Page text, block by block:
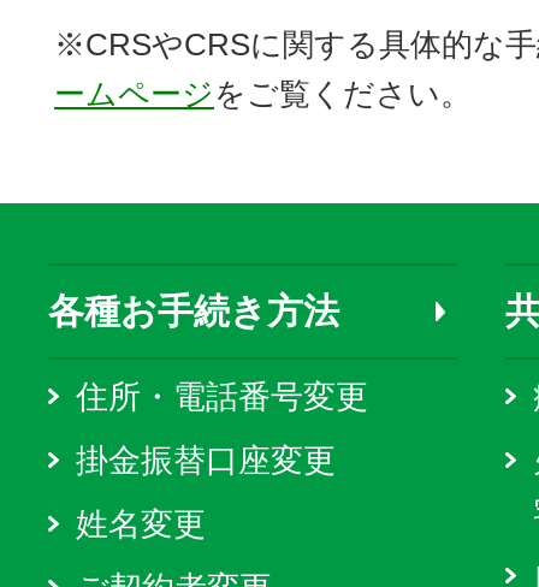
※CRSやCRSに関する具体的な
ームページ をご覧ください。
各種お手続き方法
住所・電話番号変更
掛金振替口座変更
姓名変更